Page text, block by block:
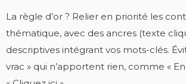
La règle d’or ? Relier en priorité les
thématique, avec des ancres (texte
descriptives intégrant vos mots-clés.
vrac » qui n’apportent rien, comme «